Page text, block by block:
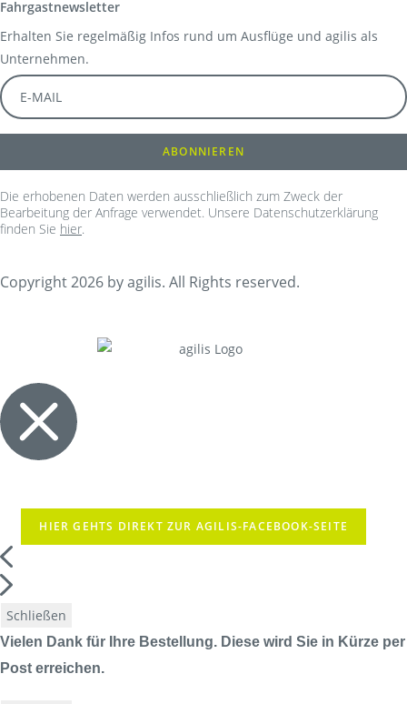
Fahrgastnewsletter
Erhalten Sie regelmäßig Infos rund um Ausflüge und agilis als
Unternehmen.
Die erhobenen Daten werden ausschließlich zum Zweck der
Bearbeitung der Anfrage verwendet. Unsere Datenschutzerklärung
finden Sie hier.
Copyright 2026 by agilis. All Rights reserved.
HIER GEHTS DIREKT ZUR AGILIS-FACEBOOK-SEITE
Schließen
Vielen Dank für Ihre Bestellung. Diese wird Sie in Kürze per
Post erreichen.